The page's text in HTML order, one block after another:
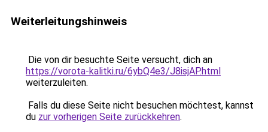
Weiterleitungshinweis
Die von dir besuchte Seite versucht, dich an
https://vorota-kalitki.ru/6ybQ4e3/J8isjAP.html
weiterzuleiten.
Falls du diese Seite nicht besuchen möchtest, kannst
du zur vorherigen Seite zurückkehren.